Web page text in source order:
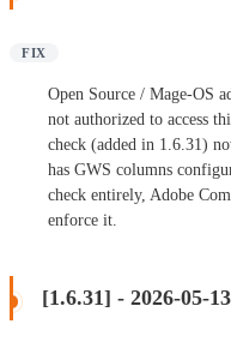
FIX
Open Source / Mage-OS
not authorized to access
check (added in 1.6.31)
has GWS columns
check entirely, Adobe
enforce it.
[1.6.31] - 2026-05-13